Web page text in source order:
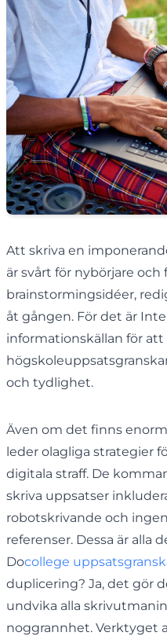
Att skriva en
är svårt för nybörjare
brainstormingsidéer,
åt gången. För det är
informationskällan för att
och tydlighet.
Även om det finns
leder olagliga strategier
digitala straff. De
skriva uppsatser
robotskrivande och
referenser. Dessa är alla
Docollege
duplicering? Ja, det gör
undvika alla
noggrannhet. Verktyget